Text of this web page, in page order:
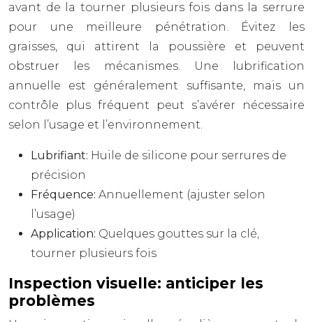
avant de la tourner plusieurs fois dans la serrure
pour une meilleure pénétration. Évitez les
graisses, qui attirent la poussière et peuvent
obstruer les mécanismes. Une lubrification
annuelle est généralement suffisante, mais un
contrôle plus fréquent peut s’avérer nécessaire
selon l’usage et l’environnement.
Lubrifiant: Huile de silicone pour serrures de
précision
Fréquence: Annuellement (ajuster selon
l’usage)
Application: Quelques gouttes sur la clé,
tourner plusieurs fois
Inspection visuelle: anticiper les
problèmes